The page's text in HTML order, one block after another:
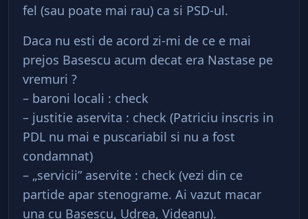
fel (sau poate mai rau) ca si PSD-ul.
Daca nu esti de acord zi-mi de ce e mai
prejos Basescu acum decat era Nastase pe
vremuri ?
– baroni locali : check
– justitie aservita : check (Patriciu inscris in
PDL nu mai e puscariabil si nu a fost
condamnat)
– „servicii” aservite : check (vezi din ce
partide apar stenograme. Ai vazut macar
una cu Basescu, Udrea, Videanu).